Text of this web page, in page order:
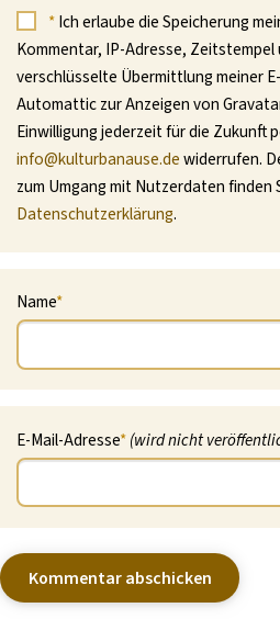
*Ich erlaube die Speicherung
Kommentar, IP-Adresse, Zeitstempel
verschlüsselte Übermittlung meiner
Automattic zur Anzeigen von
Einwilligung jederzeit für die Zukunft
info@kulturbanause.dewiderrufen.
zum Umgang mit Nutzerdaten finden
Datenschutzerklärung.
Name*
E-Mail-Adresse*(wird nicht